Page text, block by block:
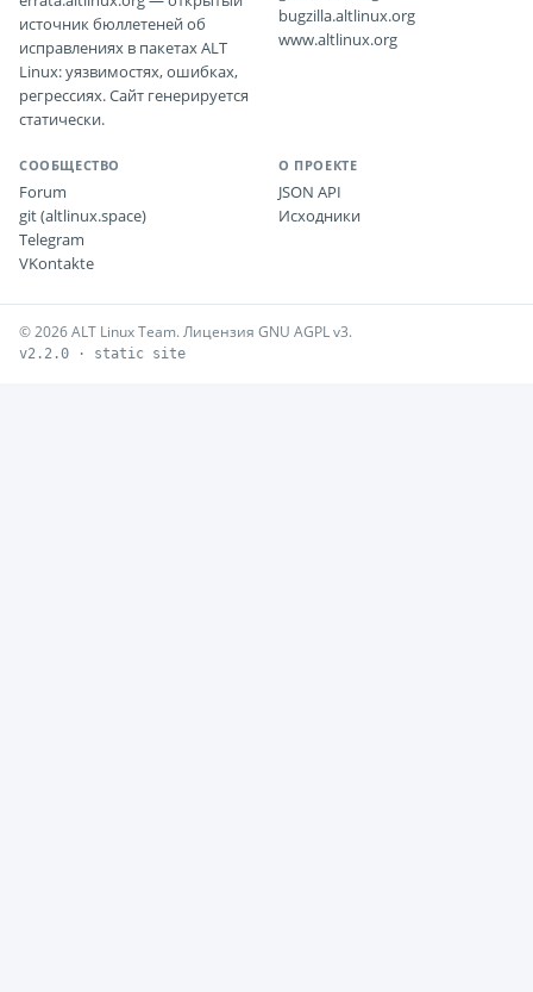
источник бюллетеней об
исправлениях в пакетах ALT
Linux: уязвимостях, ошибках,
регрессиях. Сайт генерируется
статически.
bugzilla.altlinux.org
www.altlinux.org
СООБЩЕСТВО
Forum
git (altlinux.space)
Telegram
VKontakte
О ПРОЕКТЕ
JSON API
Исходники
© 2026 ALT Linux Team. Лицензия GNU AGPL v3.
v2.2.0 · static site